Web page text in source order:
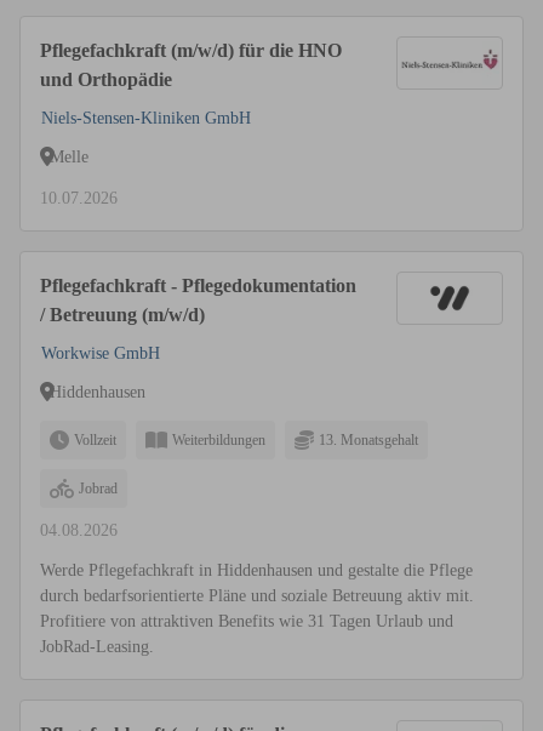
Pflegefachkraft (m/w/d) für die HNO
und Orthopädie
Niels-Stensen-Kliniken GmbH
Melle
10.07.2026
Pflegefachkraft - Pflegedokumentation
/ Betreuung (m/w/d)
Workwise GmbH
Hiddenhausen
Vollzeit Weiterbildungen 13. Monatsgehalt
Jobrad
04.08.2026
Werde Pflegefachkraft in Hiddenhausen und gestalte die Pflege
durch bedarfsorientierte Pläne und soziale Betreuung aktiv mit.
Profitiere von attraktiven Benefits wie 31 Tagen Urlaub und
JobRad-Leasing.